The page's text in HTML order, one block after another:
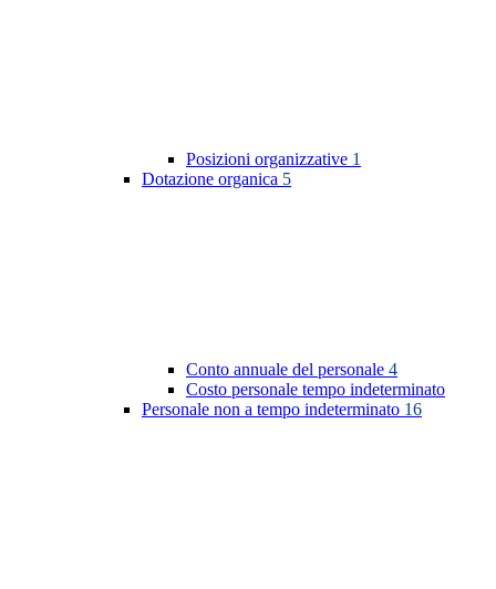
Posizioni organizzative 1
Dotazione organica 5
Conto annuale del personale 4
Costo personale tempo indeterminato
Personale non a tempo indeterminato 16